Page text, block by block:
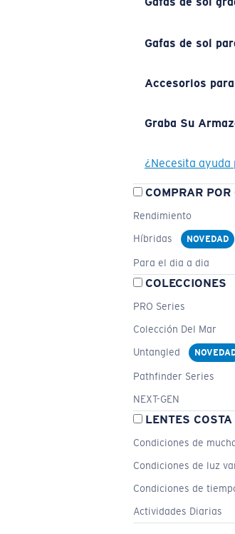
Gafas de sol
Accesorios
Graba Su
¿Necesita ayuda
COMPRAR POR
Rendimiento
Híbridas
NOVEDAD
Para el dia a dia
COLECCIONES
PRO Series
Colección Del Mar
Untangled
Pathfinder Series
NEXT-GEN
LENTES COSTA
Condiciones de
Condiciones de luz
Condiciones de
Actividades Diarias